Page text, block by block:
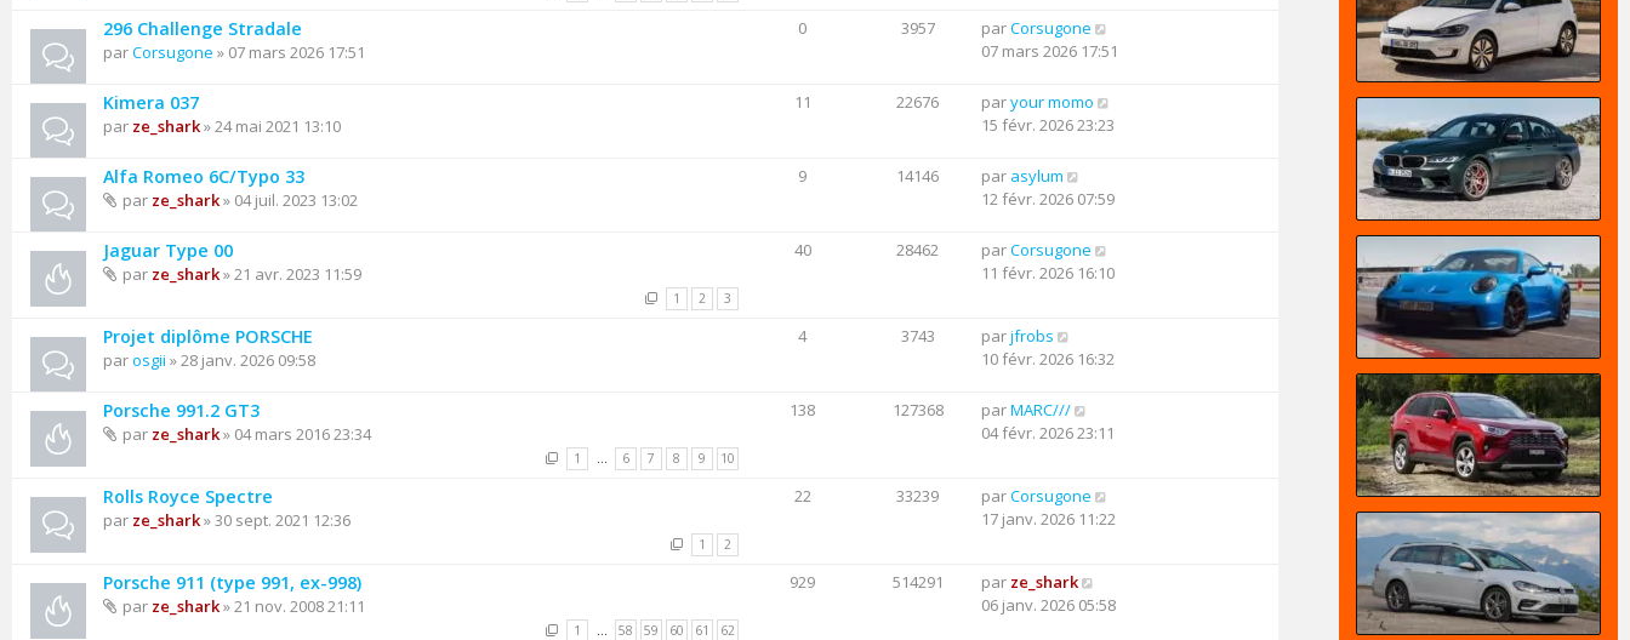
296 Challenge Stradale
parCorsugone » 07 mars 2026 17:51
0 3957 parCorsugone
07 mars 2026 17:51
Kimera 037
par ze_shark» 24 mai 2021 13:10
11 22676 paryour momo
15 févr. 2026 23:23
Alfa Romeo 6C/Typo 33
par ze_shark» 04 juil. 2023 13:02
9 14146 par asylum
12 févr. 2026 07:59
Jaguar Type 00
par ze_shark» 21 avr. 2023 11:59
1 2 3
40 28462 parCorsugone
11 févr. 2026 16:10
Projet diplôme PORSCHE
parosgii » 28 janv. 2026 09:58
4 3743 parjfrobs
10 févr. 2026 16:32
Porsche 991.2 GT3
par ze_shark» 04 mars 2016 23:34
1 … 6 7 8 9 10
138 127368 parMARC///
04 févr. 2026 23:11
Rolls Royce Spectre
par ze_shark» 30 sept. 2021 12:36
1 2
22 33239 parCorsugone
17 janv. 2026 11:22
Porsche 911 (type 991, ex-998)
par ze_shark» 21 nov. 2008 21:11
1 … 58 59 60 61 62
929 514291 par ze_shark
06 janv. 2026 05:58